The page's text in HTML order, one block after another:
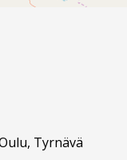
Tyrnävä